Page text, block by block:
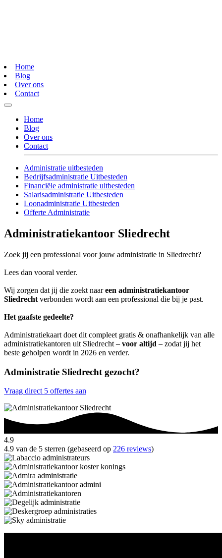
Home
Blog
Over ons
Contact
Home
Blog
Over ons
Contact
Administratie uitbesteden
Bedrijfsadministratie Uitbesteden
Financiële administratie uitbesteden
Salarisadministratie Uitbesteden
Loonadministratie Uitbesteden
Offerte Administratie
Administratiekantoor Sliedrecht
Zoek jij een professional voor jouw administratie in Sliedrecht?
Lees dan vooral verder.
Wij zorgen dat jij die zoekt naareen administratiekantoor
Sliedrecht verbonden wordt aan een professional die bij je past.
Het gaafste gedeelte?
Administratiekaart doet dit compleet gratis & onafhankelijk van alle
administratiekantoren uit Sliedrecht – voor altijd – zodat jij het
beste geholpen wordt in 2026 en verder.
Administratie Sliedrecht gezocht?
Vraag direct 5 offertes aan
4.9
4.9 van de 5 sterren (gebaseerd op 226 reviews)